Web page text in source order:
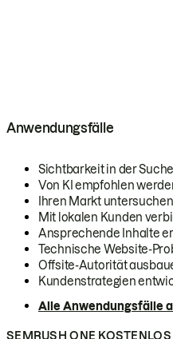
Anwendungsfälle
Sichtbarkeit in der
Von KI empfohlen
Ihren Markt untersuchen
Mit lokalen Kunden
Ansprechende Inhalte
Technische Website-
Offsite-Autorität
Kundenstrategien
Alle Anwendungsfälle
SEMRUSH ONE KOSTENLOS